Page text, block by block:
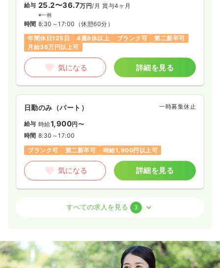
給与 25.2〜36.7万円/月 賞与4ヶ月
※一例
時間 8:30～17:00 （休憩60分）
年間休日125日
4週8休以上 ブランク可
第二新卒可
月給36万円以上可
気になる 詳細を見る
日勤のみ（パート） 一時募集休止
給与 時給1,900円〜
時間 8:30～17:00
ブランク可
第二新卒可 時給1,900円以上可
気になる 詳細を見る
オペ室(手術室)正・准看護師
給与 30.4万円〜/月 賞与2回
※一例
時間
8:30～17:00
すべての求人を見る 3